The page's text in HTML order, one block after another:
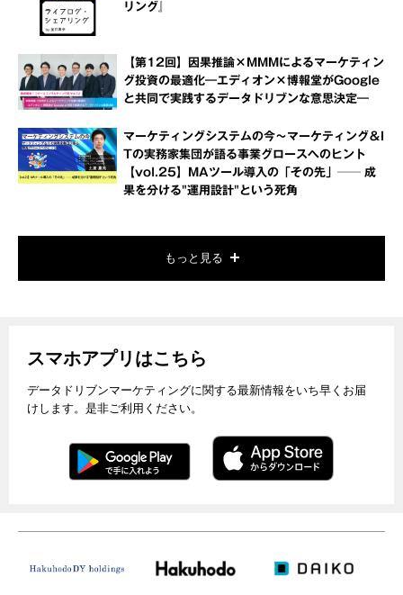
リング』
【第12回】因果推論×MMMによるマーケティン
グ投資の最適化―エディオン×博報堂がGoogle
と共同で実践するデータドリブンな意思決定―
マーケティングシステムの今～マーケティング＆I
Tの実務家集団が語る事業グロースへのヒント
【vol.25】MAツール導入の「その先」── 成
果を分ける"運用設計"という死角
もっと見る
スマホアプリはこちら
データドリブンマーケティングに関する最新情報をいち早くお届
けします。是非ご利用ください。